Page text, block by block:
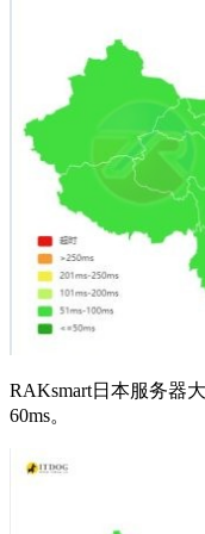
RAKsmart日本服务器
60ms。